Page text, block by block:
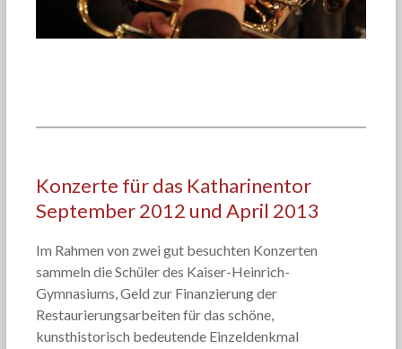
Konzerte für das Katharinentor
September 2012 und April 2013
Im Rahmen von zwei gut besuchten Konzerten
sammeln die Schüler des Kaiser-Heinrich-
Gymnasiums, Geld zur Finanzierung der
Restaurierungsarbeiten für das schöne,
kunsthistorisch bedeutende Einzeldenkmal